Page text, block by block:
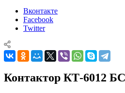
Вконтакте
Facebook
Twitter
Контактор КТ-6012